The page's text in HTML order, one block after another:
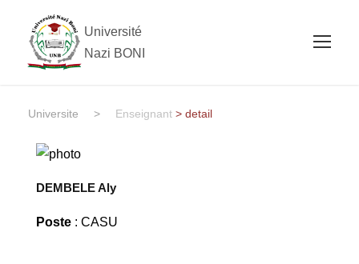
Université
Nazi BONI
Universite > Enseignant > detail
DEMBELE Aly
Poste: CASU